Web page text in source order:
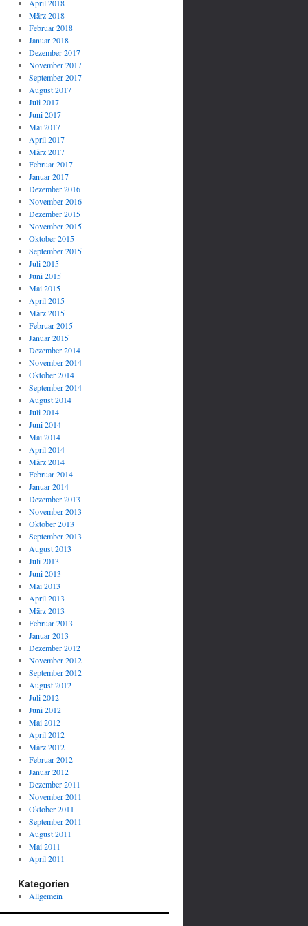
April 2018
März 2018
Februar 2018
Januar 2018
Dezember 2017
November 2017
September 2017
August 2017
Juli 2017
Juni 2017
Mai 2017
April 2017
März 2017
Februar 2017
Januar 2017
Dezember 2016
November 2016
Dezember 2015
November 2015
Oktober 2015
September 2015
Juli 2015
Juni 2015
Mai 2015
April 2015
März 2015
Februar 2015
Januar 2015
Dezember 2014
November 2014
Oktober 2014
September 2014
August 2014
Juli 2014
Juni 2014
Mai 2014
April 2014
März 2014
Februar 2014
Januar 2014
Dezember 2013
November 2013
Oktober 2013
September 2013
August 2013
Juli 2013
Juni 2013
Mai 2013
April 2013
März 2013
Februar 2013
Januar 2013
Dezember 2012
November 2012
September 2012
August 2012
Juli 2012
Juni 2012
Mai 2012
April 2012
März 2012
Februar 2012
Januar 2012
Dezember 2011
November 2011
Oktober 2011
September 2011
August 2011
Mai 2011
April 2011
Kategorien
Allgemein